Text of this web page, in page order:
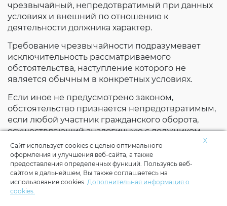
Здравствуйте! Пожалуйста,
Исследования воды, продуктов, почвы
Личные мед книжки Клещи
Тараканы, мыши в доме Другое
чрезвычайный, непредотвратимый при данных
условиях и внешний по отношению к
деятельности должника характер.
Требование чрезвычайности подразумевает
исключительность рассматриваемого
обстоятельства, наступление которого не
является обычным в конкретных условиях.
Если иное не предусмотрено законом,
обстоятельство признается непредотвратимым,
если любой участник гражданского оборота,
осуществляющий аналогичную с должником
деятельность, не мог бы избежать наступления
этого обстоятельства или его последствий,
т.е. одной из характеристик обстоятельств
непреодолимой силы (наряду с
чрезвычайностью и непредотвратимостью)
является ее относительный характер.
X
Сайт использует cookies с целью оптимального
оформления и улучшения веб-сайта, а также
предоставления определенных функций. Пользуясь веб-
сайтом в дальнейшем, Вы также соглашаетесь на
использование cookies. Дополнительная информация о
cookies.